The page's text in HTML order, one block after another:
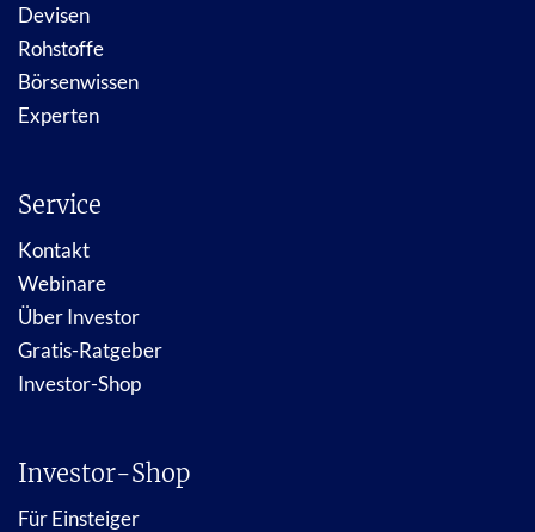
Devisen
Rohstoffe
Börsenwissen
Experten
Service
Kontakt
Webinare
Über Investor
Gratis-Ratgeber
Investor-Shop
Investor-Shop
Für Einsteiger